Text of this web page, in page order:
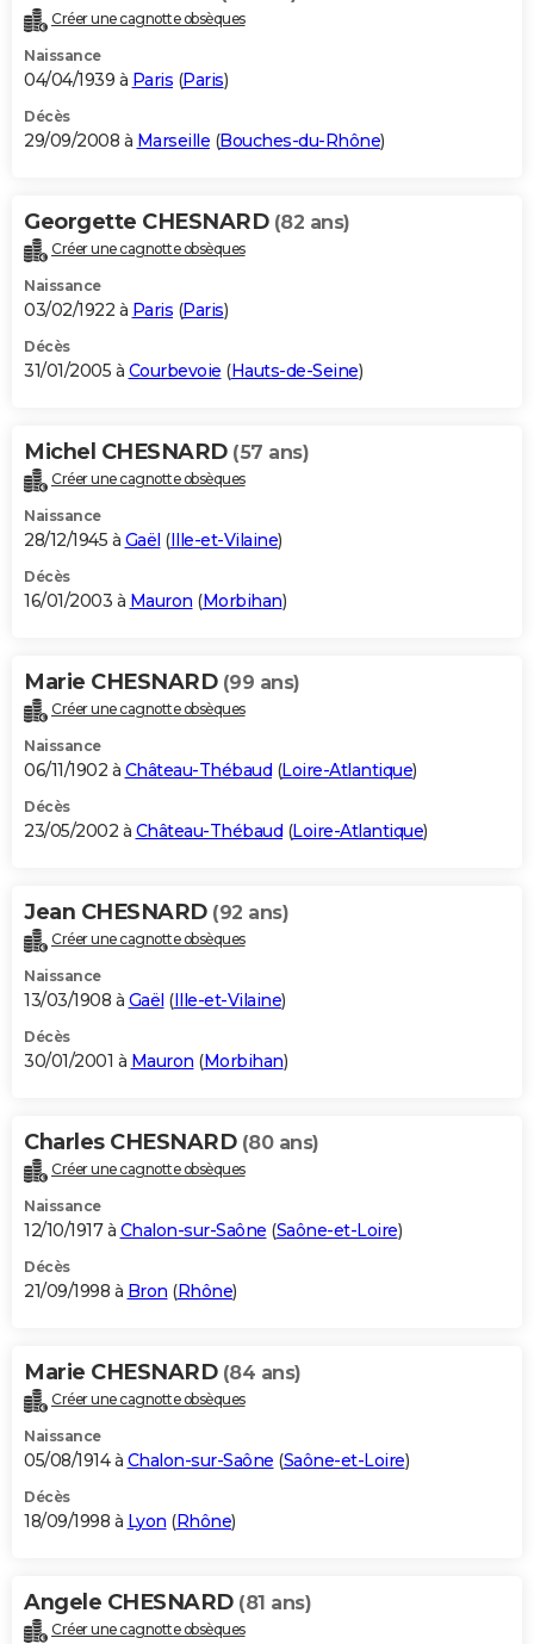
Créer une cagnotte obsèques
Naissance
04/04/1939 à Paris (Paris)
Décès
29/09/2008 à Marseille (Bouches-du-Rhône)
Georgette CHESNARD (82 ans)
Créer une cagnotte obsèques
Naissance
03/02/1922 à Paris (Paris)
Décès
31/01/2005 à Courbevoie (Hauts-de-Seine)
Michel CHESNARD (57 ans)
Créer une cagnotte obsèques
Naissance
28/12/1945 à Gaël (Ille-et-Vilaine)
Décès
16/01/2003 à Mauron (Morbihan)
Marie CHESNARD (99 ans)
Créer une cagnotte obsèques
Naissance
06/11/1902 à Château-Thébaud (Loire-Atlantique)
Décès
23/05/2002 à Château-Thébaud (Loire-Atlantique)
Jean CHESNARD (92 ans)
Créer une cagnotte obsèques
Naissance
13/03/1908 à Gaël (Ille-et-Vilaine)
Décès
30/01/2001 à Mauron (Morbihan)
Charles CHESNARD (80 ans)
Créer une cagnotte obsèques
Naissance
12/10/1917 à Chalon-sur-Saône (Saône-et-Loire)
Décès
21/09/1998 à Bron (Rhône)
Marie CHESNARD (84 ans)
Créer une cagnotte obsèques
Naissance
05/08/1914 à Chalon-sur-Saône (Saône-et-Loire)
Décès
18/09/1998 à Lyon (Rhône)
Angele CHESNARD (81 ans)
Créer une cagnotte obsèques